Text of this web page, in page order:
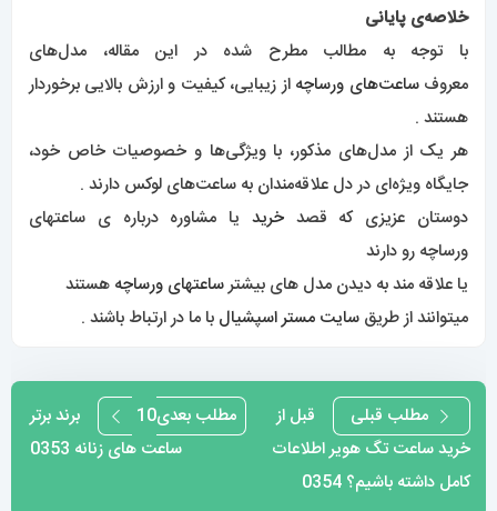
خلاصه‌ی پایانی
با توجه به مطالب مطرح شده در این مقاله، مدل‌های
معروفساعت‌های ورساچه از زیبایی، کیفیت و ارزش بالایی برخوردار
هستند .
هر یک از مدل‌های مذکور، با ویژگی‌ها و خصوصیات خاص خود،
جایگاه ویژه‌ای در دل علاقه‌مندان به ساعت‌های لوکس دارند .
دوستان عزیزی که قصدخرید یا مشاوره درباره ی ساعتهای
ورساچه رو دارند
یا علاقه مند به دیدن مدل های بیشترساعتهای ورساچه هستند
میتوانند از طریق سایت مستر اسپشیال با ما در ارتباط باشند .
راهبری
نوشته
مطلب قبلی
قبل از
خرید ساعت تگ هویر اطلاعات
کامل داشته باشیم؟ 0354
مطلب بعدی
10 برند برتر
ساعت های زنانه 0353